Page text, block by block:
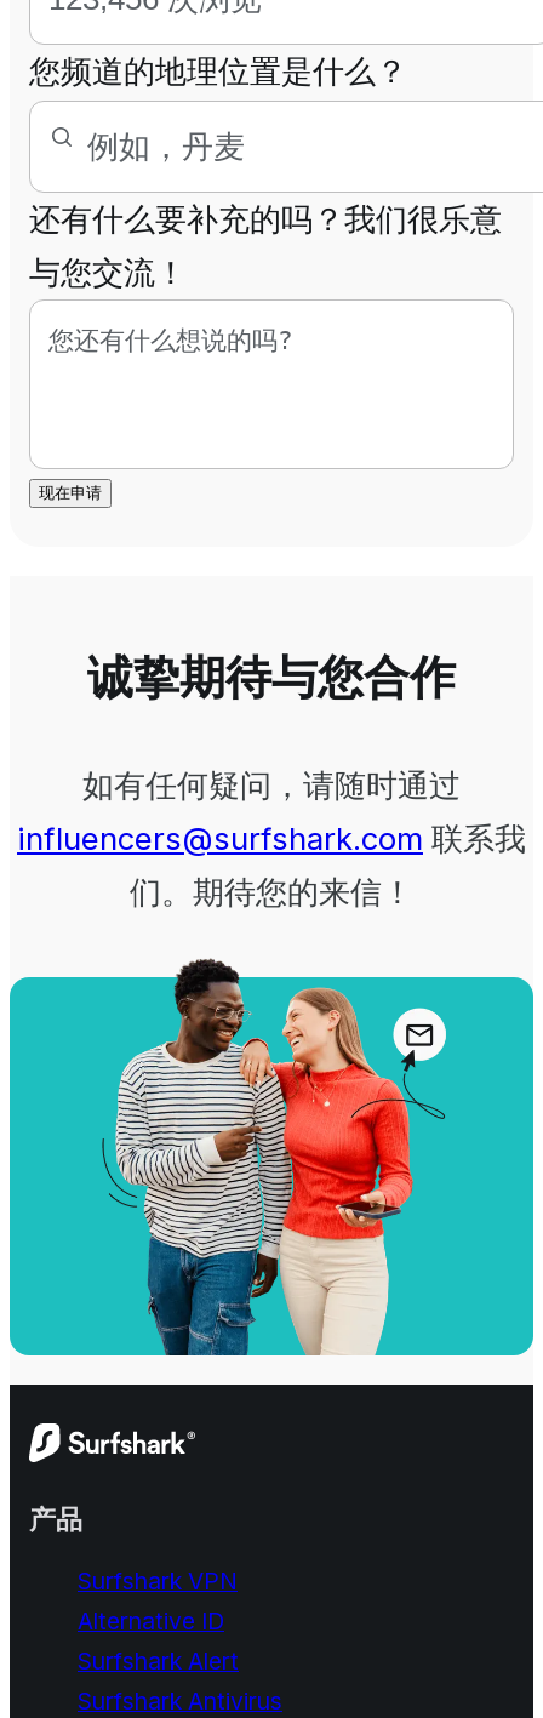
您频道的地理位置是什么？
还有什么要补充的吗？我们很乐意
与您交流！
现在申请
诚挚期待与您合作
如有任何疑问，请随时通过
influencers@surfshark.com 联系我
们。期待您的来信！
产品
Surfshark VPN
Alternative ID
Surfshark Alert
Surfshark Antivirus